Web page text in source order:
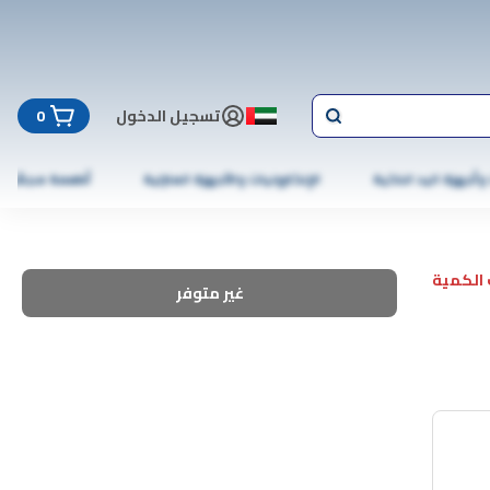
تسجيل الدخول 0
اليد الذكية الإلكترونيات والأجهزة المنزلية أطعمة مجمّدة
غير متوفر